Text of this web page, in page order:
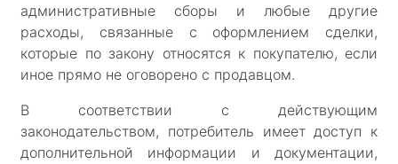
административные сборы и любые другие
расходы, связанные с оформлением сделки,
которые по закону относятся к покупателю, если
иное прямо не оговорено с продавцом.
В соответствии с действующим
законодательством, потребитель имеет доступ к
дополнительной информации и документации,